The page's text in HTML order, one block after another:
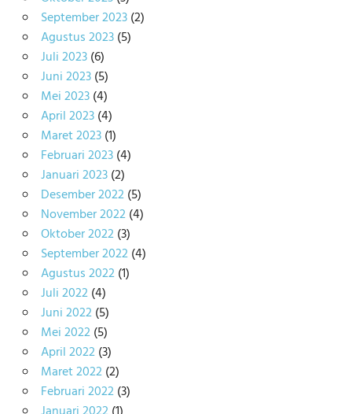
September 2023(2)
Agustus 2023(5)
Juli 2023(6)
Juni 2023(5)
Mei 2023(4)
April 2023(4)
Maret 2023(1)
Februari 2023(4)
Januari 2023(2)
Desember 2022(5)
November 2022(4)
Oktober 2022(3)
September 2022(4)
Agustus 2022(1)
Juli 2022(4)
Juni 2022(5)
Mei 2022(5)
April 2022(3)
Maret 2022(2)
Februari 2022(3)